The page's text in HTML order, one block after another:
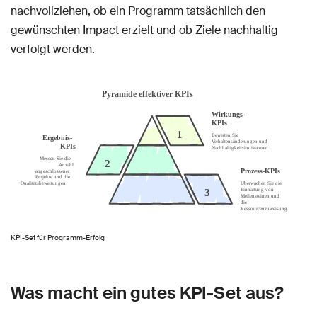
nachvollziehen, ob ein Programm tatsächlich den
gewünschten Impact erzielt und ob Ziele nachhaltig
verfolgt werden.
KPI-Set für Programm-Erfolg
Was macht ein gutes KPI-Set aus?